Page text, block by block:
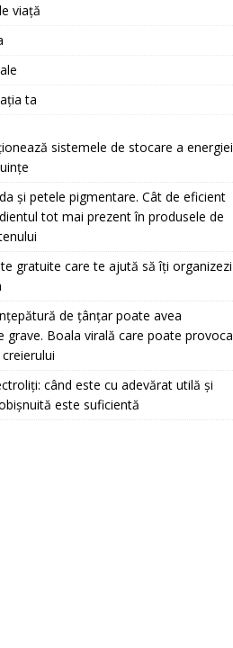
viață
ta
sistemele de stocare a energiei
și petele pigmentare. Cât de eficient
tot mai prezent în produsele de
gratuite care te ajută să îți organizezi
de țânțar poate avea
grave. Boala virală care poate provoca
când este cu adevărat utilă și
este suficientă